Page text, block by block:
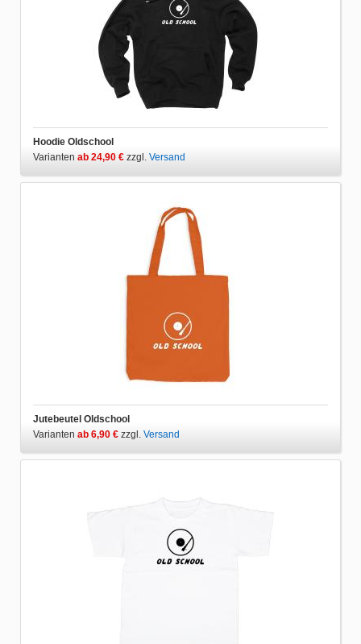
Hoodie Oldschool
Varianten ab 24,90 € zzgl. Versand
Jutebeutel Oldschool
Varianten ab 6,90 € zzgl. Versand